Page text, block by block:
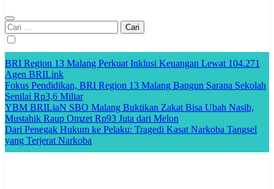
Cari
untuk:
BRI Region 13 Malang Perkuat Inklusi Keuangan Lewat 104.271
Agen BRILink
Fokus Pendidikan, BRI Region 13 Malang Bangun Sarana Sekolah
Senilai Rp3,6 Miliar
YBM BRILiaN SBO Malang Buktikan Zakat Bisa Ubah Nasib,
Mustahik Raup Omzet Rp93 Juta dari Melon
Dari Penegak Hukum ke Pelaku: Tragedi Kasat Narkoba Tangsel
yang Terjerat Narkoba